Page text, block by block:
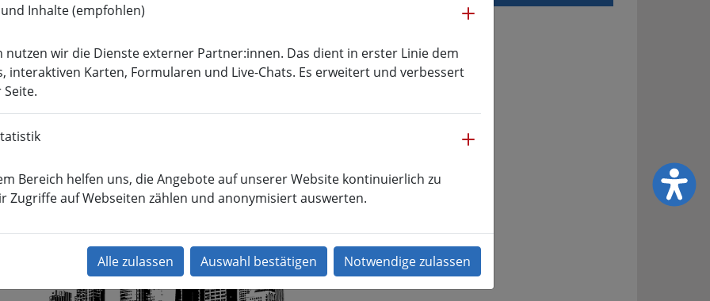
ist das i-Tüpfelchen“
Biotechnologie, HSMW-News
Studenten sind mit ihrem Spiel „Urban Legend“ für
Kontakt
Inhalte (empfohlen) mehr
nutzen wir die Dienste externer Partner:innen. Das dient in erster Linie dem
interaktiven Karten, Formularen und Live-Chats. Es erweitert und verbessert
Bereich helfen uns, die Angebote auf unserer Website kontinuierlich zu
Zugriffe auf Webseiten zählen und anonymisiert auswerten.